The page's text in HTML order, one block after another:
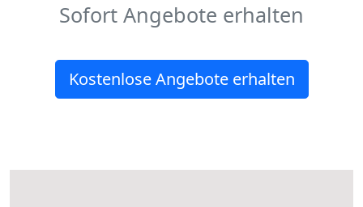
Sofort Angebote erhalten
Kostenlose Angebote erhalten